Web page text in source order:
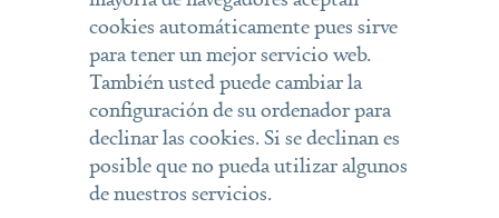
cookies automáticamente pues sirve
para tener un mejor servicio web.
También usted puede cambiar la
configuración de su ordenador para
declinar las cookies. Si se declinan es
posible que no pueda utilizar algunos
de nuestros servicios.